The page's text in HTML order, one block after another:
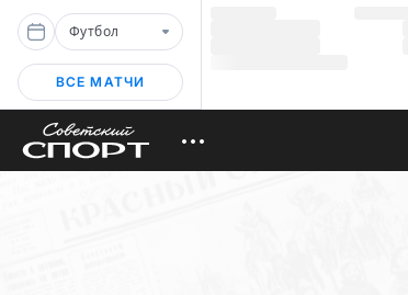
Футбол
ВСЕ МАТЧИ